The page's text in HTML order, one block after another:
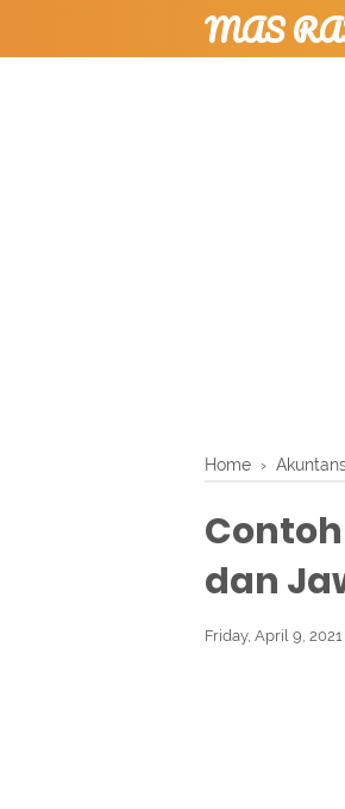
MAS
Home ›
dan
Friday, April 9, 2021